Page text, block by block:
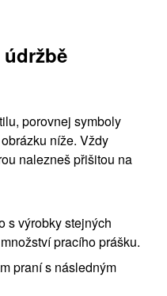
porovnej symboly
níže. Vždy
nalezneš přišitou na
s výrobky stejných
pracího prášku.
praní s následným